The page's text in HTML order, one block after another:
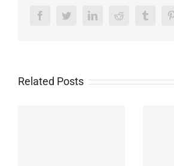
FacebookTwitterLinkedInReddit
Related Posts